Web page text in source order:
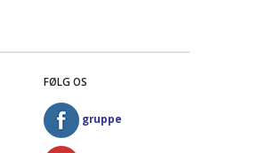
FØLG OS
gruppe